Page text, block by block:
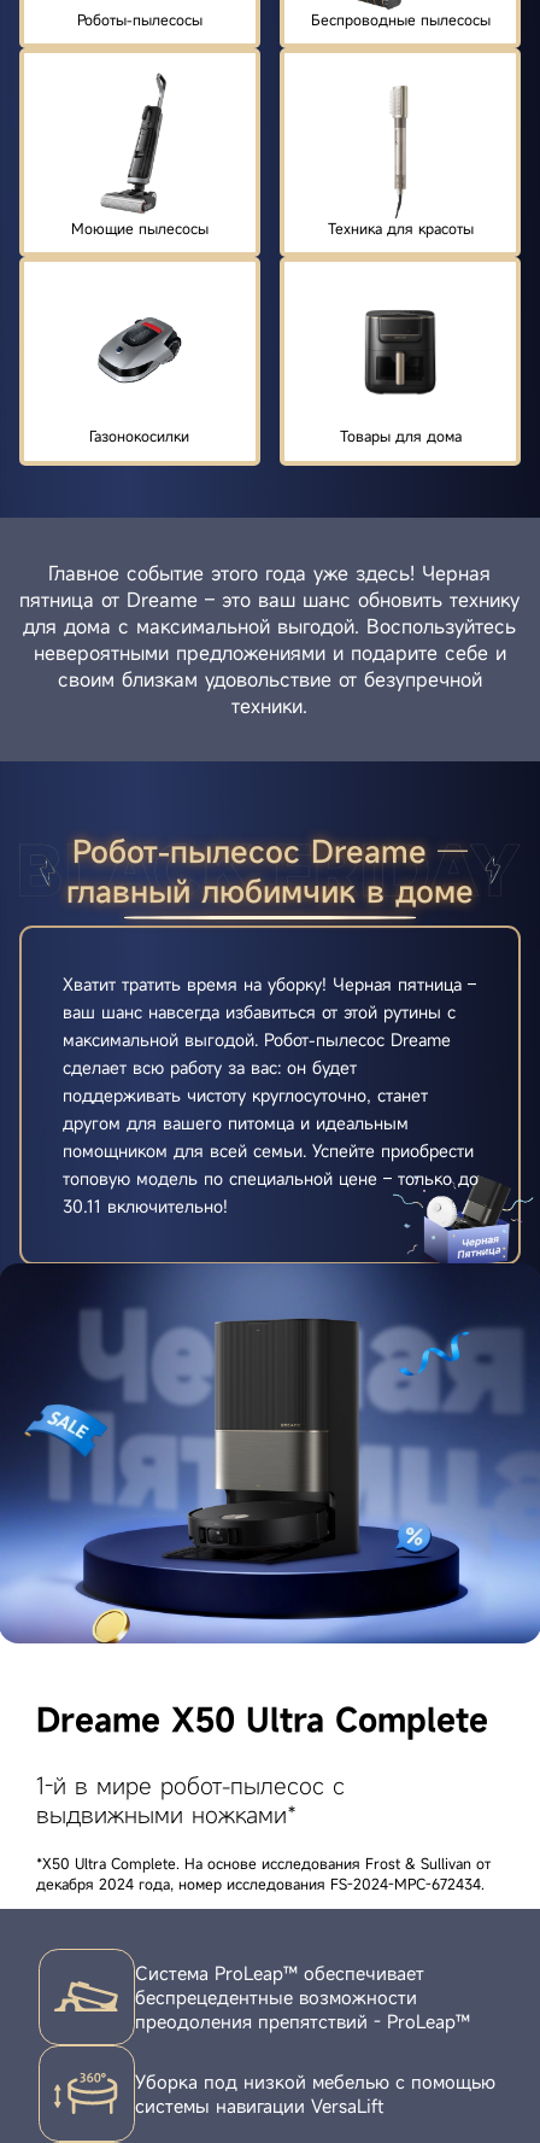
Роботы-пылесосы Беспроводные пылесосы
Моющие пылесосы Техника для красоты
Газонокосилки Товары для дома
Главное событие этого года уже здесь! Черная
пятница от Dreame – это ваш шанс обновить технику
для дома с максимальной выгодой. Воспользуйтесь
невероятными предложениями и подарите себе и
своим близкам удовольствие от безупречной
техники.
Робот-пылесос Dreame ─
главный любимчик в доме
Хватит тратить время на уборку! Черная пятница –
ваш шанс навсегда избавиться от этой рутины с
максимальной выгодой. Робот-пылесос Dreame
сделает всю работу за вас: он будет
поддерживать чистоту круглосуточно, станет
другом для вашего питомца и идеальным
помощником для всей семьи. Успейте приобрести
топовую модель по специальной цене – только до
30.11 включительно!
Dreame X50 Ultra Complete
1-й в мире робот-пылесос с
выдвижными ножками*
*X50 Ultra Complete. На основе исследования Frost & Sullivan от
декабря 2024 года, номер исследования FS-2024-MPC-672434.
Система ProLeap™ обеспечивает
беспрецедентные возможности
преодоления препятствий - ProLeap™
Уборка под низкой мебелью с помощью
системы навигации VersaLift